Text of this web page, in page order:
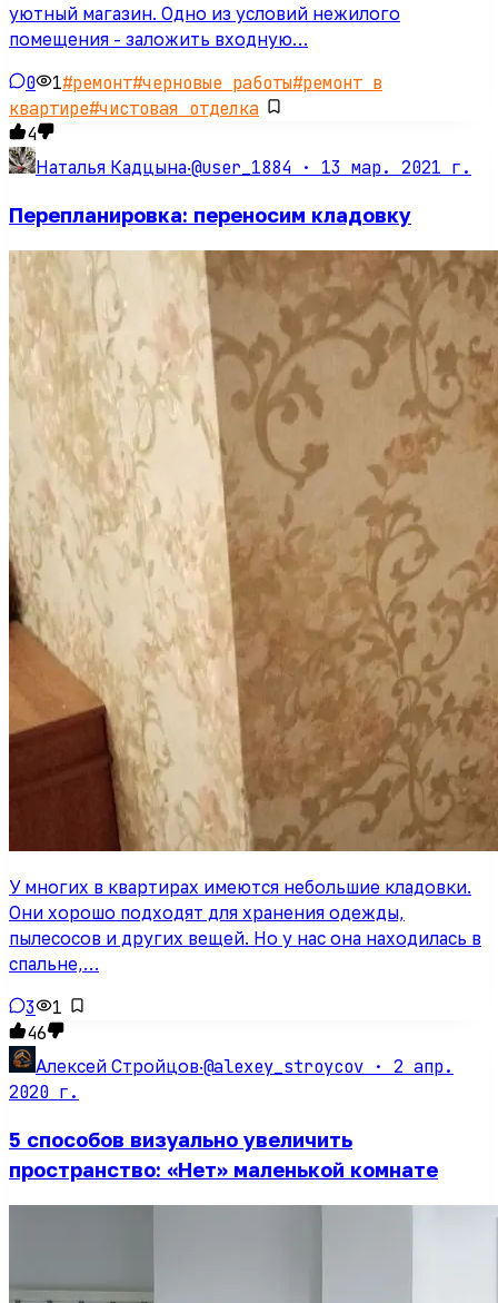
уютный магазин. Одно из условий нежилого
помещения - заложить входную…
0 1#ремонт#черновые работы#ремонт в
квартире#чистовая отделка
4
Наталья Кадцына·@user_1884 · 13 мар. 2021 г.
Перепланировка: переносим кладовку
У многих в квартирах имеются небольшие кладовки.
Они хорошо подходят для хранения одежды,
пылесосов и других вещей. Но у нас она находилась в
спальне,…
3
1
46
Алексей Стройцов·@alexey_stroycov · 2 апр.
2020 г.
5 способов визуально увеличить
пространство: «Нет» маленькой комнате